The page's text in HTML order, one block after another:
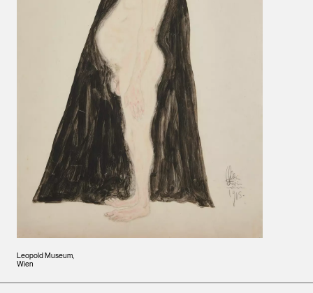
Leopold Museum,
Wien